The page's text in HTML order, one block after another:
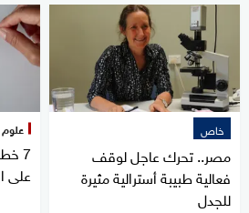
خاص
مصر.. تحرك عاجل لوقف
فعالية طبيبة أسترالية مثيرة
للجدل
علوم
7
على